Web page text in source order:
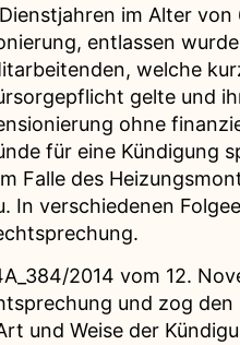
im Alter
entlassen
welche
gelte und
ohne
für eine Kündigung
Falle des
In verschiedenen
2014 vom 12.
und zog den
und Weise der